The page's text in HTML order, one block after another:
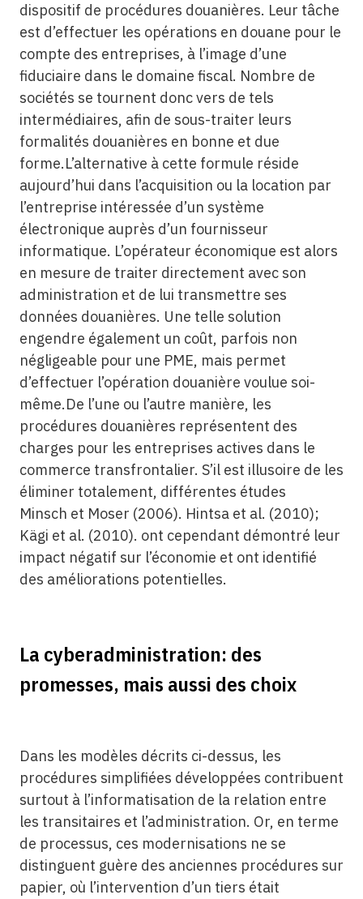
dispositif de procédures douanières. Leur tâche
est d’effectuer les opérations en douane pour le
compte des entreprises, à l’image d’une
fiduciaire dans le domaine fiscal. Nombre de
sociétés se tournent donc vers de tels
intermédiaires, afin de sous-traiter leurs
formalités douanières en bonne et due
forme.L’alternative à cette formule réside
aujourd’hui dans l’acquisition ou la location par
l’entreprise intéressée d’un système
électronique auprès d’un fournisseur
informatique. L’opérateur économique est alors
en mesure de traiter directement avec son
administration et de lui transmettre ses
données douanières. Une telle solution
engendre également un coût, parfois non
négligeable pour une PME, mais permet
d’effectuer l’opération douanière voulue soi-
même.De l’une ou l’autre manière, les
procédures douanières représentent des
charges pour les entreprises actives dans le
commerce transfrontalier. S’il est illusoire de les
éliminer totalement, différentes études
Minsch et Moser (2006). Hintsa et al. (2010);
Kägi et al. (2010). ont cependant démontré leur
impact négatif sur l’économie et ont identifié
des améliorations potentielles.
La cyberadministration: des
promesses, mais aussi des choix
Dans les modèles décrits ci-dessus, les
procédures simplifiées développées contribuent
surtout à l’informatisation de la relation entre
les transitaires et l’administration. Or, en terme
de processus, ces modernisations ne se
distinguent guère des anciennes procédures sur
papier, où l’intervention d’un tiers était